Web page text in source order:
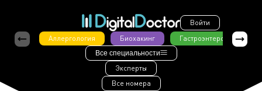
Войти
Аллергология
Биохакинг Гастроэнтерология
Все специальности
Эксперты
Все номера